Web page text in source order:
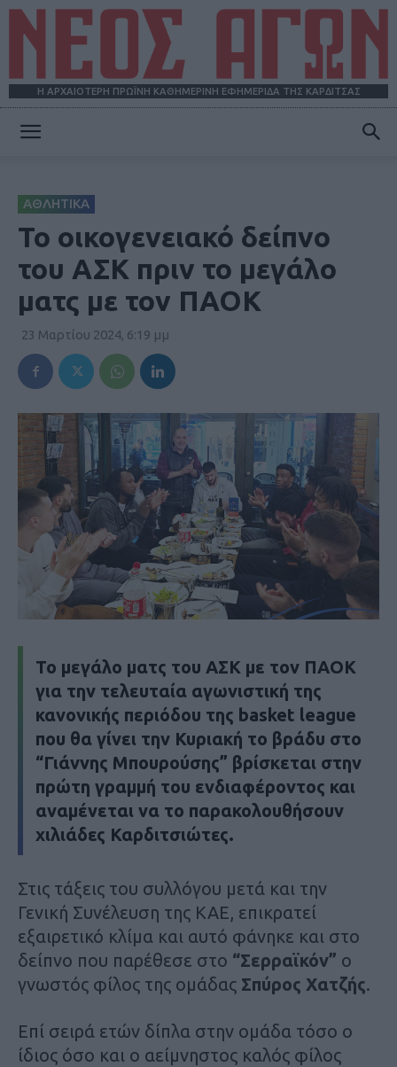
Η ΑΡΧΑΙΟΤΕΡΗ ΠΡΩΪΝΗ ΚΑΘΗΜΕΡΙΝΗ ΕΦΗΜΕΡΙΔΑ ΤΗΣ ΚΑΡΔΙΤΣΑΣ
ΑΘΛΗΤΙΚΑ
Το οικογενειακό δείπνο
του ΑΣΚ πριν το μεγάλο
ματς με τον ΠΑΟΚ
23 Μαρτίου 2024, 6:19 μμ
Το μεγάλο ματς του ΑΣΚ με τον ΠΑΟΚ
για την τελευταία αγωνιστική της
κανονικής περιόδου της basket league
που θα γίνει την Κυριακή το βράδυ στο
“Γιάννης Μπουρούσης” βρίσκεται στην
πρώτη γραμμή του ενδιαφέροντος και
αναμένεται να το παρακολουθήσουν
χιλιάδες Καρδιτσιώτες.
Στις τάξεις του συλλόγου μετά και την
Γενική Συνέλευση της ΚΑΕ, επικρατεί
εξαιρετικό κλίμα και αυτό φάνηκε και στο
δείπνο που παρέθεσε στο “Σερραϊκόν” ο
γνωστός φίλος της ομάδας Σπύρος Χατζής.
Επί σειρά ετών δίπλα στην ομάδα τόσο ο
ίδιος όσο και ο αείμνηστος καλός φίλος